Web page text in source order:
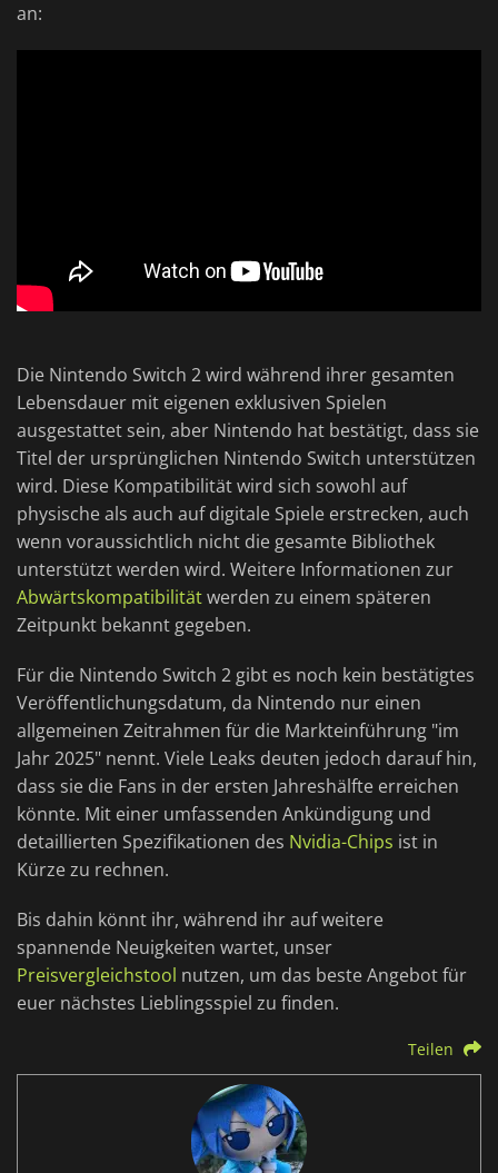
an:
Die Nintendo Switch 2 wird während ihrer gesamten
Lebensdauer mit eigenen exklusiven Spielen
ausgestattet sein, aber Nintendo hat bestätigt, dass sie
Titel der ursprünglichen Nintendo Switch unterstützen
wird. Diese Kompatibilität wird sich sowohl auf
physische als auch auf digitale Spiele erstrecken, auch
wenn voraussichtlich nicht die gesamte Bibliothek
unterstützt werden wird. Weitere Informationen zur
Abwärtskompatibilitätwerden zu einem späteren
Zeitpunkt bekannt gegeben.
Für die Nintendo Switch 2 gibt es noch kein bestätigtes
Veröffentlichungsdatum, da Nintendo nur einen
allgemeinen Zeitrahmen für die Markteinführung "im
Jahr 2025" nennt. Viele Leaks deuten jedoch darauf hin,
dass sie die Fans in der ersten Jahreshälfte erreichen
könnte. Mit einer umfassenden Ankündigung und
detaillierten Spezifikationen des Nvidia-Chips ist in
Kürze zu rechnen.
Bis dahin könnt ihr, während ihr auf weitere
spannende Neuigkeiten wartet, unser
Preisvergleichstool nutzen, um das beste Angebot für
euer nächstes Lieblingsspiel zu finden.
Teilen